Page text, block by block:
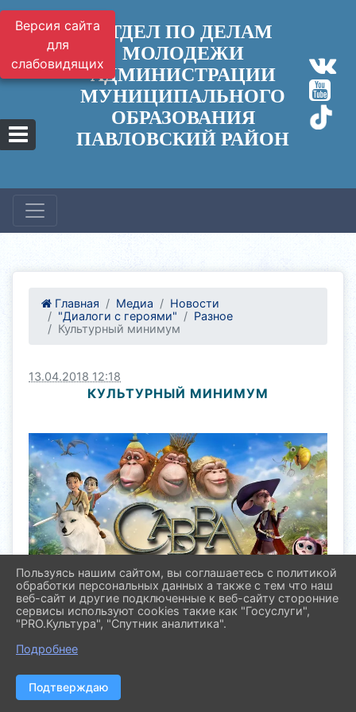
Версия сайта
для
слабовидящих
ОТДЕЛ ПО ДЕЛАМ
МОЛОДЕЖИ
АДМИНИСТРАЦИИ
МУНИЦИПАЛЬНОГО
ОБРАЗОВАНИЯ
ПАВЛОВСКИЙ РАЙОН
Главная Медиа
Новости
"Диалоги с героями"
Разное
Культурный минимум
13.04.2018 12:18
КУЛЬТУРНЫЙ МИНИМУМ
15 апреля 2018 года во всех регионах России
пройдет Всероссийская акция "Культурный
минимум", посвященная Международному дню
культуры. Целью акции является популяризация
культурных, национальных и семейных традиций в
молодежной среде.
В Павловском районе акция пройдет в формате
следующих культурно-развлекательных
Пользуясь нашим сайтом, вы соглашаетесь с политикой
обработки персональных данных а также с тем что наш
веб-сайт и другие подключенные к веб-сайту сторонние
сервисы используют cookies такие как "Госуслуги",
"PRO.Культура", "Спутник аналитика".
Подробнее
Подтверждаю